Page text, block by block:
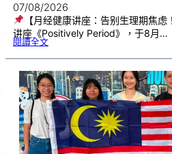
07/08/2026
【月经健康讲座：告别生理期焦虑
讲座《Positively Period》，于8月…
閱讀全文:月
康
座
告
别
生
理
期
焦
虑
！